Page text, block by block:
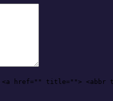
<a href="" title=""> <abbr